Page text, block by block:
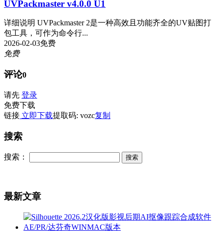
UVPackmaster v4.0.0 U1
详细说明 UVPackmaster 2是一种高效且功能齐全的UV贴图打
包工具，可作为命令行...
2026-02-03免费
免费
评论0
请先 登录
免费下载
链接 立即下载提取码: vozc复制
搜索
搜索：
最新文章